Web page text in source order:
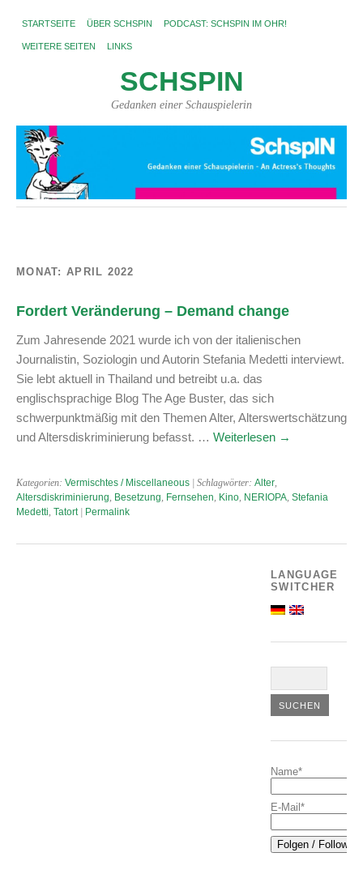
STARTSEITE ÜBER SCHSPIN PODCAST: SCHSPIN IM OHR!
WEITERE SEITEN LINKS
SCHSPIN
Gedanken einer Schauspielerin
MONAT: APRIL 2022
Fordert Veränderung – Demand change
Zum Jahresende 2021 wurde ich von der italienischen
Journalistin, Soziologin und Autorin Stefania Medetti interviewt.
Sie lebt aktuell in Thailand und betreibt u.a. das
englischsprachige Blog The Age Buster, das sich
schwerpunktmäßig mit den Themen Alter, Alterswertschätzung
und Altersdiskriminierung befasst. … Weiterlesen →
Kategorien: Vermischtes / Miscellaneous | Schlagwörter: Alter,
Altersdiskriminierung, Besetzung, Fernsehen, Kino, NERIOPA, Stefania
Medetti, Tatort| Permalink
LANGUAGE
SWITCHER
Name*
E-Mail*